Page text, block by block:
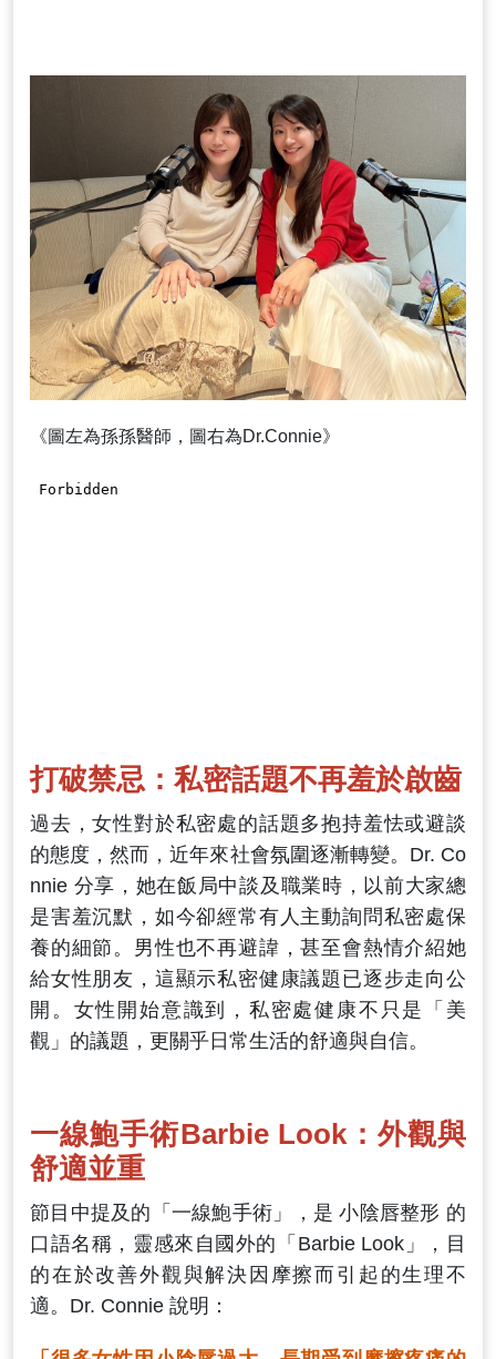
《圖左為孫孫醫師，圖右為Dr.Connie》
打破禁忌：私密話題不再羞於啟齒
過去，女性對於私密處的話題多抱持羞怯或避談
的態度，然而，近年來社會氛圍逐漸轉變。Dr. Co
nnie 分享，她在飯局中談及職業時，以前大家總
是害羞沉默，如今卻經常有人主動詢問私密處保
養的細節。男性也不再避諱，甚至會熱情介紹她
給女性朋友，這顯示私密健康議題已逐步走向公
開。女性開始意識到，私密處健康不只是「美
觀」的議題，更關乎日常生活的舒適與自信。
一線鮑手術Barbie Look：外觀與
舒適並重
節目中提及的「一線鮑手術」，是 小陰唇整形 的
口語名稱，靈感來自國外的「Barbie Look」，目
的在於改善外觀與解決因摩擦而引起的生理不
適。Dr. Connie 說明：